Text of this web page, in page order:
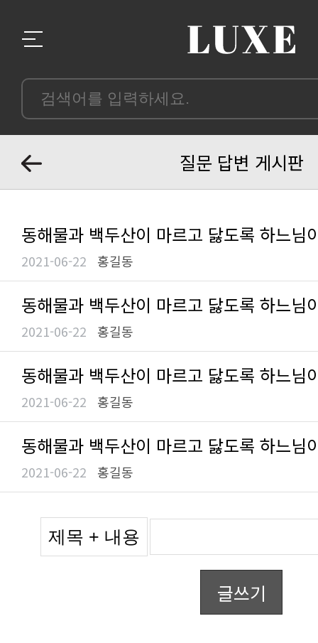
질문 답변 게시판
동해물과 백두산이 마르고 닳도록 하느님
2021-06-22 홍길동
동해물과 백두산이 마르고 닳도록 하느님
2021-06-22 홍길동
동해물과 백두산이 마르고 닳도록 하느님
2021-06-22 홍길동
동해물과 백두산이 마르고 닳도록 하느님
2021-06-22 홍길동
글쓰기